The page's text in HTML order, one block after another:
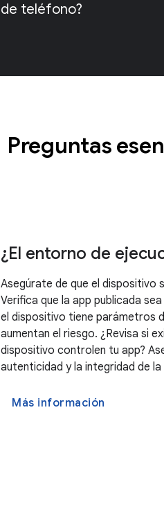
de teléfono?
Preguntas
¿El entorno de
Asegúrate de que el dispositivo
Verifica que la app publicada
el dispositivo tiene parámetros
aumentan el riesgo. ¿Revisa si
dispositivo controlen tu app?
autenticidad y la integridad de
Más información